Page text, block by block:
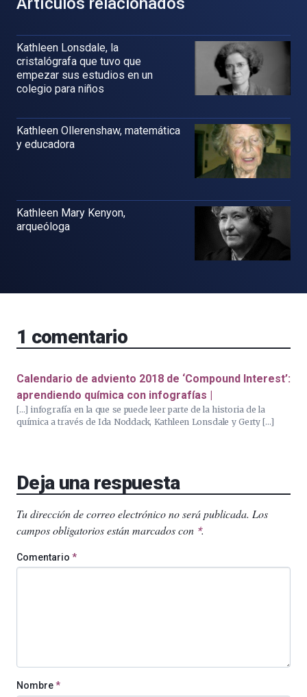
Kathleen Lonsdale, la
cristalógrafa que tuvo que
empezar sus estudios en un
colegio para niños
Kathleen Ollerenshaw, matemática
y educadora
Kathleen Mary Kenyon,
arqueóloga
1 comentario
Calendario de adviento 2018 de ‘Compound Interest’:
aprendiendo química con infografías |
[…] infografía en la que se puede leer parte de la historia de la
química a través de Ida Noddack, Kathleen Lonsdale y Gerty […]
Deja una respuesta
Tu dirección de correo electrónico no será publicada. Los
campos obligatorios están marcados con *.
Comentario *
Nombre*